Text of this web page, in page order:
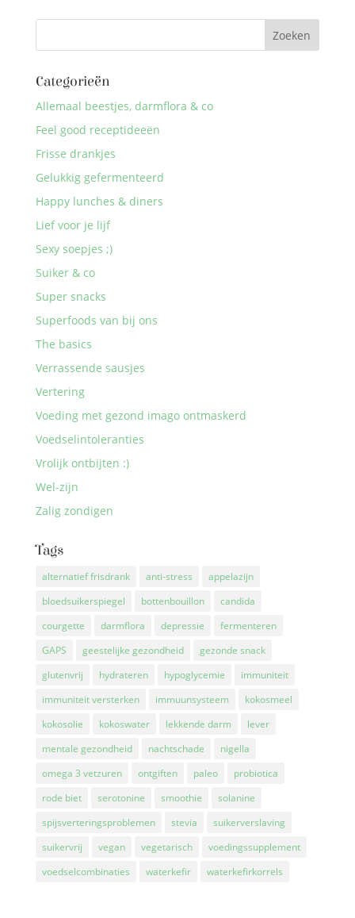
Categorieën
Allemaal beestjes, darmflora & co
Feel good receptideeën
Frisse drankjes
Gelukkig gefermenteerd
Happy lunches & diners
Lief voor je lijf
Sexy soepjes ;)
Suiker & co
Super snacks
Superfoods van bij ons
The basics
Verrassende sausjes
Vertering
Voeding met gezond imago ontmaskerd
Voedselintoleranties
Vrolijk ontbijten :)
Wel-zijn
Zalig zondigen
Tags
alternatief frisdrank anti-stress
appelazijn
bloedsuikerspiegel
bottenbouillon
candida
courgette
darmflora depressie
fermenteren
GAPS
geestelijke gezondheid
gezonde snack
glutenvrij
hydrateren hypoglycemie
immuniteit
immuniteit versterken
immuunsysteem
kokosmeel
kokosolie
kokoswater lekkende darm
lever
mentale gezondheid
nachtschade
nigella
omega 3 vetzuren
ontgiften paleo
probiotica
rode biet
serotonine smoothie
solanine
spijsverteringsproblemen
stevia
suikerverslaving
suikervrij
vegan vegetarisch
voedingssupplement
voedselcombinaties
waterkefir waterkefirkorrels